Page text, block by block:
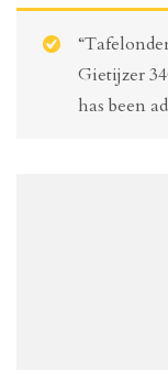
Gietijzer
has been